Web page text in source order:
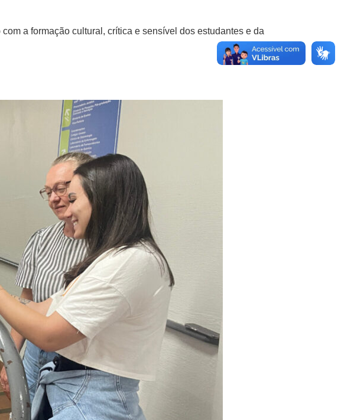
a formação cultural, crítica e sensível dos estudantes e da